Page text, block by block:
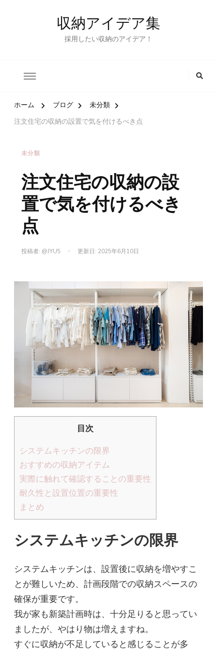
収納アイデア集
採用したい収納のアイデア！
ホーム ブログ
未分類
注文住宅の収納の設置で気を付けるべき点
未分類
注文住宅の収納の設
置で気を付けるべき
点
投稿者: @JYU5 更新日: 2025年6月10日
目次
システムキッチンの限界
おすすめの収納アイテム
実際に触れて確認することの重要性
耐久性と設置位置の重要性
まとめ
システムキッチンの限界
システムキッチンは、設置後に収納を増やすこ
とが難しいため、計画段階での収納スペースの
確保が重要です。
我が家も新築計画時は、十分足りると思ってい
ましたが、やはり物は増えますね。
すぐに収納が不足していると感じることが多